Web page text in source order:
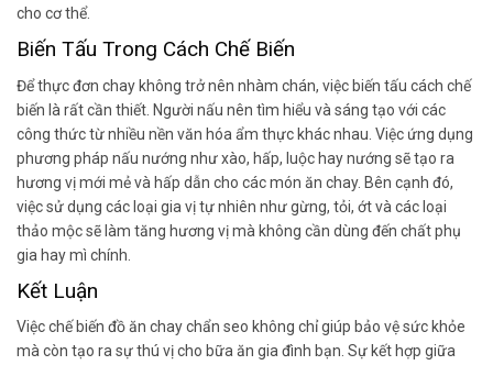
cho cơ thể.
Biến Tấu Trong Cách Chế Biến
Để thực đơn chay không trở nên nhàm chán, việc biến tấu cách chế
biến là rất cần thiết. Người nấu nên tìm hiểu và sáng tạo với các
công thức từ nhiều nền văn hóa ẩm thực khác nhau. Việc ứng dụng
phương pháp nấu nướng như xào, hấp, luộc hay nướng sẽ tạo ra
hương vị mới mẻ và hấp dẫn cho các món ăn chay. Bên cạnh đó,
việc sử dụng các loại gia vị tự nhiên như gừng, tỏi, ớt và các loại
thảo mộc sẽ làm tăng hương vị mà không cần dùng đến chất phụ
gia hay mì chính.
Kết Luận
Việc chế biến đồ ăn chay chẩn seo không chỉ giúp bảo vệ sức khỏe
mà còn tạo ra sự thú vị cho bữa ăn gia đình bạn. Sự kết hợp giữa